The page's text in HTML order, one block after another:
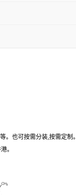
。也可按需分装,按需定制。
。